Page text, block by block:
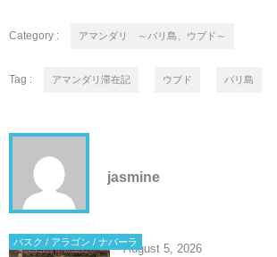
Category : アマンダリ ～バリ島、ウブド～
Tag : アマンダリ滞在記 ウブド バリ島
jasmine
バスク / アラゴン / ナバーラAugust 5, 2026